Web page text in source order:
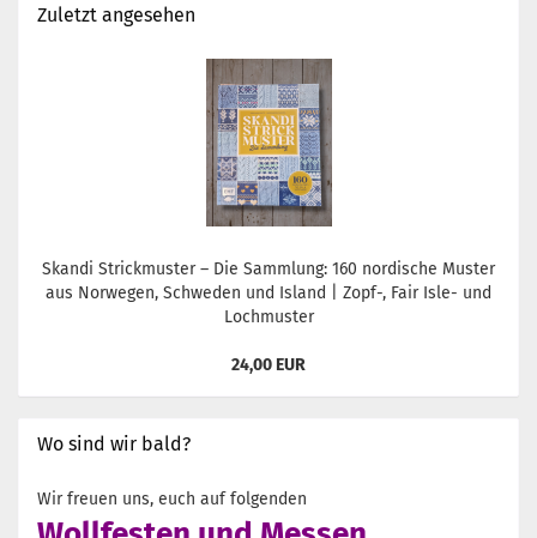
Zuletzt angesehen
Skandi Strickmuster – Die Sammlung: 160 nordische Muster
aus Norwegen, Schweden und Island | Zopf-, Fair Isle- und
Lochmuster
24,00 EUR
Wo sind wir bald?
Wir freuen uns, euch auf folgenden